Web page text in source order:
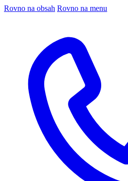
Rovno na obsah Rovno na menu